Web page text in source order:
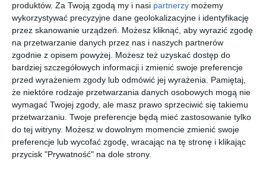
produktów. Za Twoją zgodą my i nasi partnerzy możemy
wykorzystywać precyzyjne dane geolokalizacyjne i identyfikację
przez skanowanie urządzeń. Możesz kliknąć, aby wyrazić zgodę
na przetwarzanie danych przez nas i naszych partnerów
zgodnie z opisem powyżej. Możesz też uzyskać dostęp do
bardziej szczegółowych informacji i zmienić swoje preferencje
przed wyrażeniem zgody lub odmówić jej wyrażenia. Pamiętaj,
że niektóre rodzaje przetwarzania danych osobowych mogą nie
wymagać Twojej zgody, ale masz prawo sprzeciwić się takiemu
przetwarzaniu. Twoje preferencje będą mieć zastosowanie tylko
do tej witryny. Możesz w dowolnym momencie zmienić swoje
preferencje lub wycofać zgodę, wracając na tę stronę i klikając
przycisk "Prywatność" na dole strony.
Zdecydowanie oryginalna i funkcjonalna kuchnia otwarta z
czarnym kolorem ścian.
AUTOR:Magnat Magia Szlachetnych Barw
DODAJ DO ULUBIONYCH
UDOSTĘPNIJ
Pozostałe zdjęcia w projekcie:Wnętrza z
wykorzystaniem farb MAGNAT